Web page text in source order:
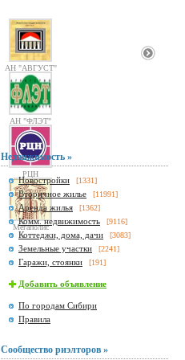
АН "АВГУСТ"
АН "ФЛЭТ"
РЦН
Мегаполис
Недвижимость »
Новостройки [1331]
Вторичное жилье [11991]
Аренда жилья [1362]
Комм. недвижимость [9116]
Коттеджи, дома, дачи [3083]
Земельные участки [2241]
Гаражи, стоянки [191]
Добавить объявление
По городам Сибири
Правила
Сообщество риэлторов »